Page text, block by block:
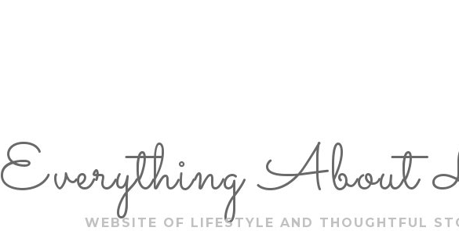
Everything About
WEBSITE OF LIFESTYLE AND THOUGHTFUL